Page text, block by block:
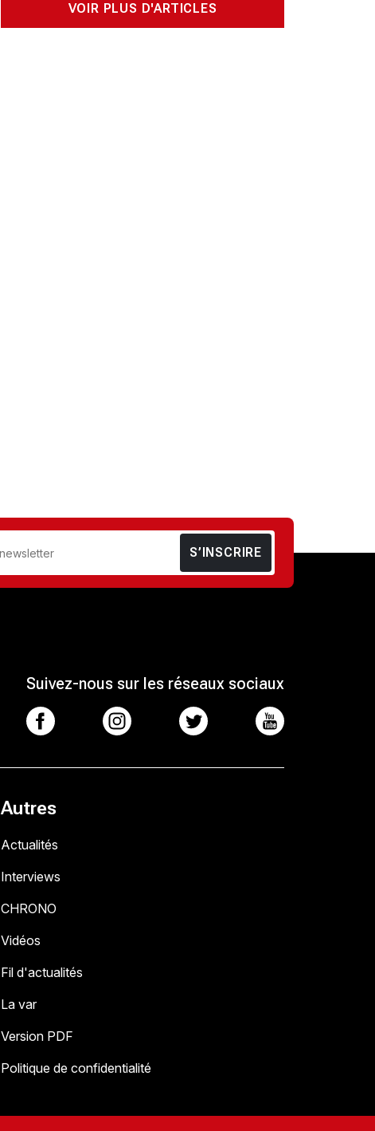
VOIR PLUS D'ARTICLES
S’INSCRIRE
Suivez-nous sur les réseaux sociaux
Autres
Actualités
Interviews
CHRONO
Vidéos
Fil d'actualités
La var
Version PDF
Politique de confidentialité